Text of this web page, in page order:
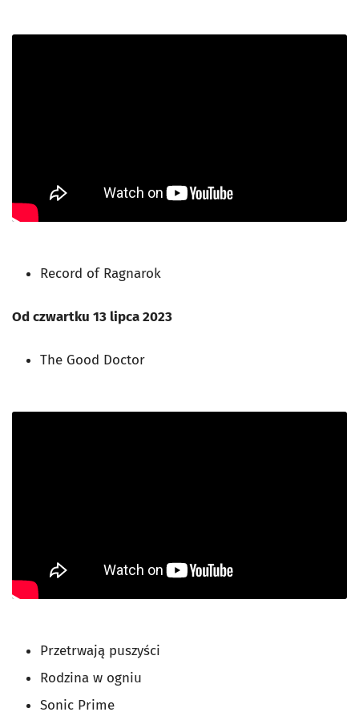
Record of Ragnarok
Od czwartku 13 lipca 2023
The Good Doctor
Przetrwają puszyści
Rodzina w ogniu
Sonic Prime